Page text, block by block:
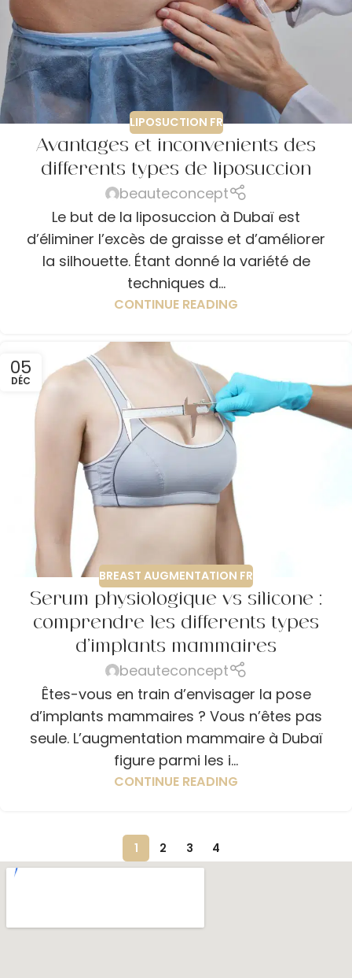
LIPOSUCTION FR
Avantages et inconvénients des
différents types de liposuccion
beauteconcept
Le but de la liposuccion à Dubaï est
d’éliminer l’excès de graisse et d’améliorer
la silhouette. Étant donné la variété de
techniques d...
CONTINUE READING
05
DÉC
BREAST AUGMENTATION FR
Sérum physiologique vs silicone :
comprendre les différents types
d’implants mammaires
beauteconcept
Êtes-vous en train d’envisager la pose
d’implants mammaires ? Vous n’êtes pas
seule. L’augmentation mammaire à Dubaï
figure parmi les i...
CONTINUE READING
1 2 3 4